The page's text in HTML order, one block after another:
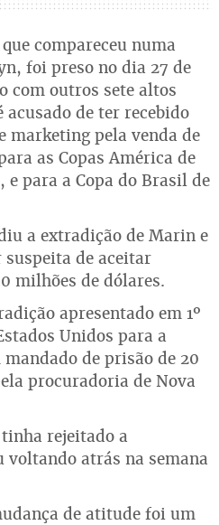
compareceu numa
foi preso no dia 27 de
com outros sete altos
de ter recebido
marketing pela venda de
as Copas América de
e para a Copa do Brasil de
a extradição de Marin e
de aceitar
milhões de dólares.
apresentado em 1º
Unidos para a
mandado de prisão de 20
procuradoria de Nova
rejeitado a
voltando atrás na semana
de atitude foi um